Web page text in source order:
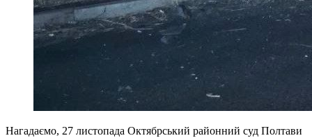
Нагадаємо, 27 листопада Октябрський районний суд Полтави